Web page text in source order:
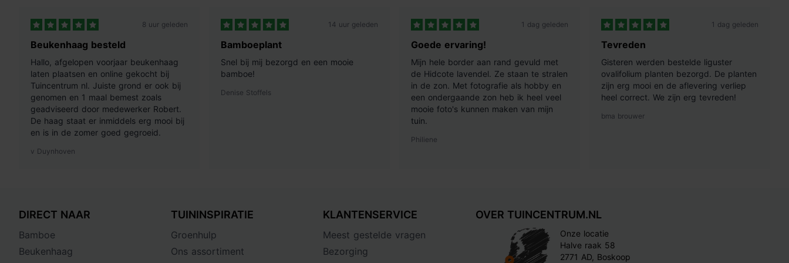
8 uur geleden
Beukenhaag besteld
Hallo, afgelopen voorjaar beukenhaag
laten plaatsen en online gekocht bij
Tuincentrum nl. Juiste grond er ook bij
genomen en 1 maal bemest zoals
geadviseerd door medewerker Robert.
De haag staat er inmiddels erg mooi bij
en is in de zomer goed gegroeid.
v Duynhoven
14 uur geleden
Bamboeplant
Snel bij mij bezorgd en een mooie
bamboe!
Denise Stoffels
1 dag geleden
Goede ervaring!
Mijn hele border aan rand gevuld met
de Hidcote lavendel. Ze staan te stralen
in de zon. Met fotografie als hobby en
een ondergaande zon heb ik heel veel
mooie foto's kunnen maken van mijn
tuin.
Philiene
1 dag geleden
Tevreden
Gisteren werden bestelde liguster
ovalifolium planten bezorgd. De planten
zijn erg mooi en de aflevering verliep
heel correct. We zijn erg tevreden!
bma brouwer
DIRECT NAAR
Bamboe
Beukenhaag
TUININSPIRATIE
Groenhulp
Ons assortiment
KLANTENSERVICE
Meest gestelde vragen
Bezorging
OVER TUINCENTRUM.NL
Onze locatie
Halve raak 58
2771 AD, Boskoop